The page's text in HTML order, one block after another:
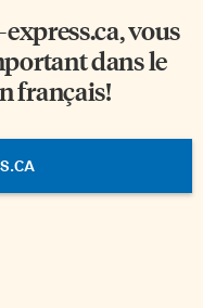
, vous
dans le
français!